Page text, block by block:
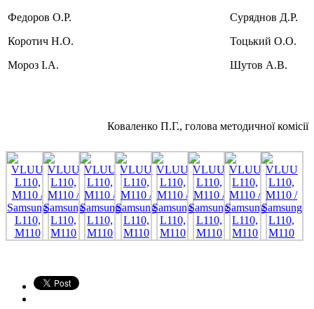
Федоров О.Р.
Коротич Н.О.
Мороз І.А.
Суряднов Д.Р.
Тоцький О.О.
Шутов А.В.
Коваленко П.Г., голова методичної комісії